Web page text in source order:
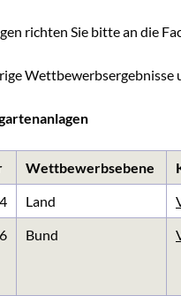
richten Sie bitte an die
Wettbewerbsergebnisse
Wettbewerbsebene
Land
Bund